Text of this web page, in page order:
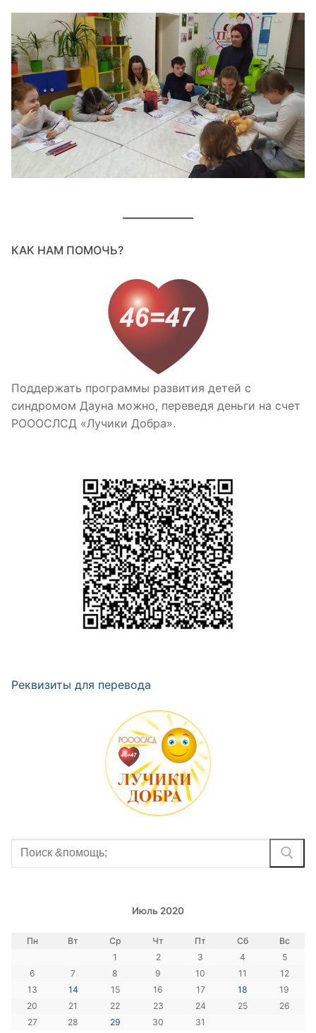
КАК НАМ ПОМОЧЬ?
Поддержать программы развития детей с
синдромом Дауна можно, переведя деньги на счет
РОООСЛСД «Лучики Добра».
Реквизиты для перевода
Найти:
Июль 2020
Пн Вт Ср Чт Пт Сб
Вс
1
2 3 4
5
6
7 8 9 10 11
12
13
14 15 16 17 18
19
20
21 22 23 24 25
26
27
28 29 30 31